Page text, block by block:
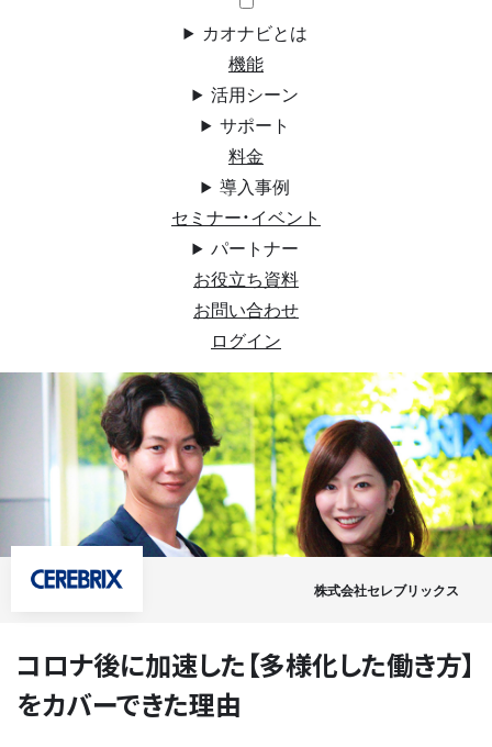
カオナビとは
機能
活用シーン
サポート
料金
導入事例
セミナー・イベント
パートナー
お役立ち資料
お問い合わせ
ログイン
株式会社セレブリックス
コロナ後に加速した【多様化した働き方】
をカバーできた理由